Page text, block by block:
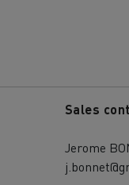
Sales
Jerome